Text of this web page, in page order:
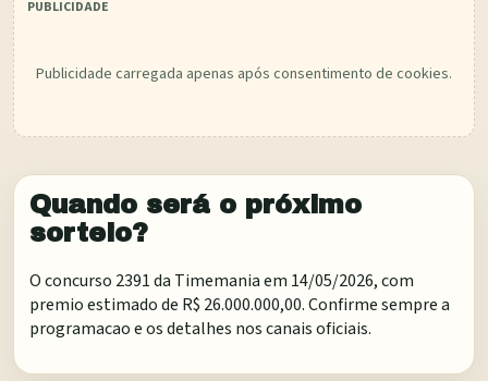
Publicidade carregada apenas após consentimento de cookies.
Quando será o próximo
sorteio?
O concurso 2391 da Timemania em 14/05/2026, com
premio estimado de R$ 26.000.000,00. Confirme sempre a
programacao e os detalhes nos canais oficiais.